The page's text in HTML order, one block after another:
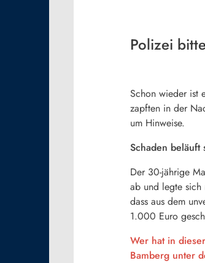
Polizei
Schon wieder ist
zapften in der
um Hinweise.
Schaden
Der 30-jährige
ab und legte
dass aus dem
1.000 Euro
Wer hat in
Bamberg unter